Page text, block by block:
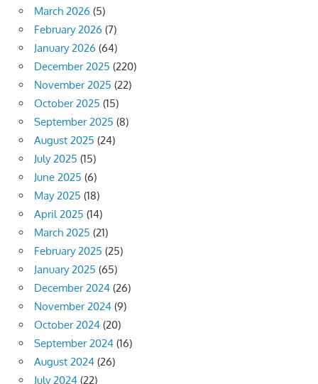
March 2026 (5)
February 2026 (7)
January 2026 (64)
December 2025 (220)
November 2025 (22)
October 2025 (15)
September 2025 (8)
August 2025 (24)
July 2025 (15)
June 2025 (6)
May 2025 (18)
April 2025 (14)
March 2025 (21)
February 2025 (25)
January 2025 (65)
December 2024 (26)
November 2024 (9)
October 2024 (20)
September 2024 (16)
August 2024 (26)
July 2024 (22)